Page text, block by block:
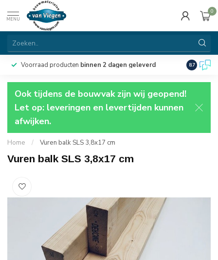
MENU
0
Voorraad producten binnen 2 dagen geleverd 8.7
Ook tijdens de bouwvak zijn wij geopend!
Let op: leveringen en levertijden kunnen
afwijken.
Home / Vuren balk SLS 3,8x17 cm
Vuren balk SLS 3,8x17 cm